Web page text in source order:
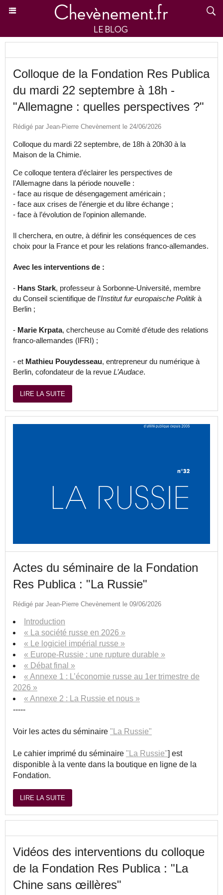
Colloque de la Fondation Res Publica
du mardi 22 septembre à 18h -
"Allemagne : quelles perspectives ?"
Rédigé par Jean-Pierre Chevènement le 24/06/2026
Colloque du mardi 22 septembre, de 18h à 20h30 à la
Maison de la Chimie.
Ce colloque tentera d’éclairer les perspectives de
l’Allemagne dans la période nouvelle :
- face au risque de désengagement américain ;
- face aux crises de l’énergie et du libre échange ;
- face à l’évolution de l’opinion allemande.
Il cherchera, en outre, à définir les conséquences de ces
choix pour la France et pour les relations franco-allemandes.
Avec les interventions de :
- Hans Stark, professeur à Sorbonne-Université, membre
du Conseil scientifique de l’Institut fur europaische Politik à
Berlin ;
- Marie Krpata, chercheuse au Comité d’étude des relations
franco-allemandes (IFRI) ;
- et Mathieu Pouydesseau, entrepreneur du numérique à
Berlin, cofondateur de la revue L’Audace.
LIRE LA SUITE
Actes du séminaire de la Fondation
Res Publica : "La Russie"
Rédigé par Jean-Pierre Chevènement le 09/06/2026
Introduction
« La société russe en 2026 »
« Le logiciel impérial russe »
« Europe-Russie : une rupture durable »
« Débat final »
« Annexe 1 : L’économie russe au 1er trimestre de
2026 »
« Annexe 2 : La Russie et nous »
-----
Voir les actes du séminaire "La Russie"
Le cahier imprimé du séminaire "La Russie"] est
disponible à la vente dans la boutique en ligne de la
Fondation.
LIRE LA SUITE
Vidéos des interventions du colloque
de la Fondation Res Publica : "La
Chine sans œillères"